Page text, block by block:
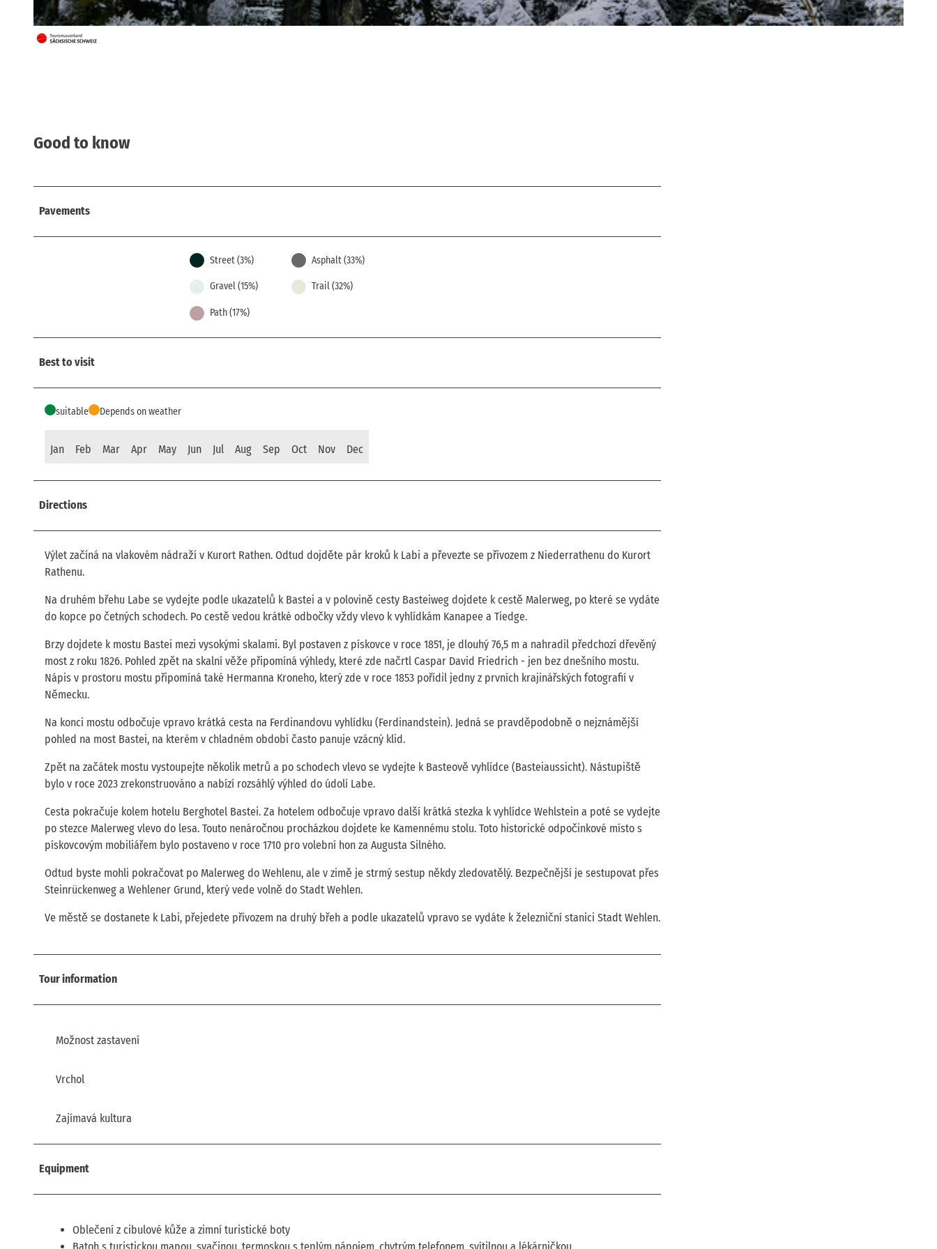
© Yvonne Brückner, Tourismusverband Sächsische Schweiz
Good to know
Pavements
Street (3%) Asphalt (33%)
Gravel (15%) Trail (32%)
Path (17%)
Best to visit
suitable Depends on weather
Jan Feb Mar Apr May Jun Jul Aug Sep Oct Nov Dec
Directions
Výlet začíná na vlakovém nádraží v Kurort Rathen. Odtud dojděte pár kroků k Labi a převezte se přívozem z Niederrathenu do Kurort
Rathenu.
Na druhém břehu Labe se vydejte podle ukazatelů k Bastei a v polovině cesty Basteiweg dojdete k cestě Malerweg, po které se vydáte
do kopce po četných schodech. Po cestě vedou krátké odbočky vždy vlevo k vyhlídkám Kanapee a Tiedge.
Brzy dojdete k mostu Bastei mezi vysokými skalami. Byl postaven z pískovce v roce 1851, je dlouhý 76,5 m a nahradil předchozí dřevěný
most z roku 1826. Pohled zpět na skalní věže připomíná výhledy, které zde načrtl Caspar David Friedrich - jen bez dnešního mostu.
Nápis v prostoru mostu připomíná také Hermanna Kroneho, který zde v roce 1853 pořídil jedny z prvních krajinářských fotografií v
Německu.
Na konci mostu odbočuje vpravo krátká cesta na Ferdinandovu vyhlídku (Ferdinandstein). Jedná se pravděpodobně o nejznámější
pohled na most Bastei, na kterém v chladném období často panuje vzácný klid.
Zpět na začátek mostu vystoupejte několik metrů a po schodech vlevo se vydejte k Basteově vyhlídce (Basteiaussicht). Nástupiště
bylo v roce 2023 zrekonstruováno a nabízí rozsáhlý výhled do údolí Labe.
Cesta pokračuje kolem hotelu Berghotel Bastei. Za hotelem odbočuje vpravo další krátká stezka k vyhlídce Wehlstein a poté se vydejte
po stezce Malerweg vlevo do lesa. Touto nenáročnou procházkou dojdete ke Kamennému stolu. Toto historické odpočinkové místo s
pískovcovým mobiliářem bylo postaveno v roce 1710 pro volební hon za Augusta Silného.
Odtud byste mohli pokračovat po Malerweg do Wehlenu, ale v zimě je strmý sestup někdy zledovatělý. Bezpečnější je sestupovat přes
Steinrückenweg a Wehlener Grund, který vede volně do Stadt Wehlen.
Ve městě se dostanete k Labi, přejedete přívozem na druhý břeh a podle ukazatelů vpravo se vydáte k železniční stanici Stadt Wehlen.
Tour information
Možnost zastavení
Vrchol
Zajímavá kultura
Equipment
Oblečení z cibulové kůže a zimní turistické boty